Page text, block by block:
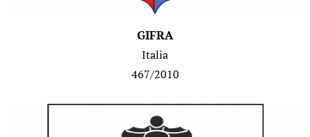
GIFRA
Italia
467/2010